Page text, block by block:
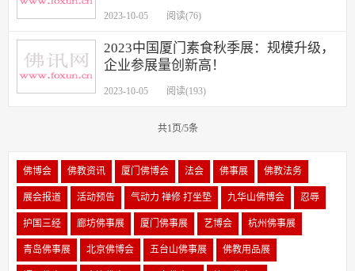
2023-10-05 阅读(76)
2023中国厦门素食秋季展：规模升级，
企业参展量创新高！
2023-10-05 阅读(193)
共1页/5条
佛博会 佛教资讯 厦门佛博会 法会 佛事展 佛教法务
展会报道 活动预告 气动力 禅修 打坐垫 九华山佛博会 忍辱
护国三经 廊坊佛事展 厦门佛事展 艺博会 杭州佛事展
青岛佛事展 北京佛博会 五台山佛事展 佛教用品展